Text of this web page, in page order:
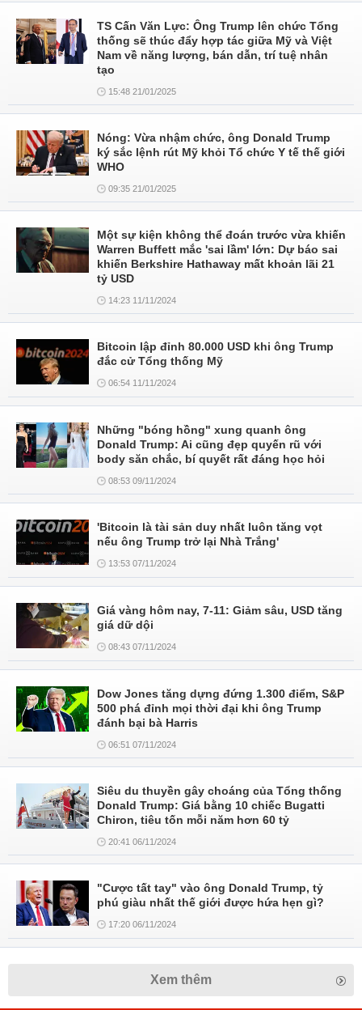
TS Cấn Văn Lực: Ông Trump lên chức Tổng
thống sẽ thúc đẩy hợp tác giữa Mỹ và Việt
Nam về năng lượng, bán dẫn, trí tuệ nhân
tạo
15:48 21/01/2025
Nóng: Vừa nhậm chức, ông Donald Trump
ký sắc lệnh rút Mỹ khỏi Tổ chức Y tế thế giới
WHO
09:35 21/01/2025
Một sự kiện không thể đoán trước vừa khiến
Warren Buffett mắc 'sai lầm' lớn: Dự báo sai
khiến Berkshire Hathaway mất khoản lãi 21
tỷ USD
14:23 11/11/2024
Bitcoin lập đỉnh 80.000 USD khi ông Trump
đắc cử Tổng thống Mỹ
06:54 11/11/2024
Những "bóng hồng" xung quanh ông
Donald Trump: Ai cũng đẹp quyến rũ với
body săn chắc, bí quyết rất đáng học hỏi
08:53 09/11/2024
'Bitcoin là tài sản duy nhất luôn tăng vọt
nếu ông Trump trở lại Nhà Trắng'
13:53 07/11/2024
Giá vàng hôm nay, 7-11: Giảm sâu, USD tăng
giá dữ dội
08:43 07/11/2024
Dow Jones tăng dựng đứng 1.300 điểm, S&P
500 phá đỉnh mọi thời đại khi ông Trump
đánh bại bà Harris
06:51 07/11/2024
Siêu du thuyền gây choáng của Tổng thống
Donald Trump: Giá bằng 10 chiếc Bugatti
Chiron, tiêu tốn mỗi năm hơn 60 tỷ
20:41 06/11/2024
"Cược tất tay" vào ông Donald Trump, tỷ
phú giàu nhất thế giới được hứa hẹn gì?
17:20 06/11/2024
Xem thêm